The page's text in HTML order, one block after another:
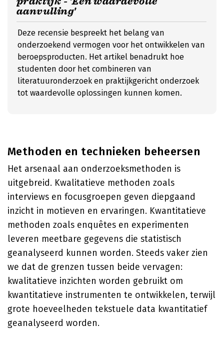
aanvulling'
Deze recensie bespreekt het belang van
onderzoekend vermogen voor het ontwikkelen van
beroepsproducten. Het artikel benadrukt hoe
studenten door het combineren van
literatuuronderzoek en praktijkgericht onderzoek
tot waardevolle oplossingen kunnen komen.
Methoden en technieken beheersen
Het arsenaal aan onderzoeksmethoden is
uitgebreid. Kwalitatieve methoden zoals
interviews en focusgroepen geven diepgaand
inzicht in motieven en ervaringen. Kwantitatieve
methoden zoals enquêtes en experimenten
leveren meetbare gegevens die statistisch
geanalyseerd kunnen worden. Steeds vaker zien
we dat de grenzen tussen beide vervagen:
kwalitatieve inzichten worden gebruikt om
kwantitatieve instrumenten te ontwikkelen, terwijl
grote hoeveelheden tekstuele data kwantitatief
geanalyseerd worden.